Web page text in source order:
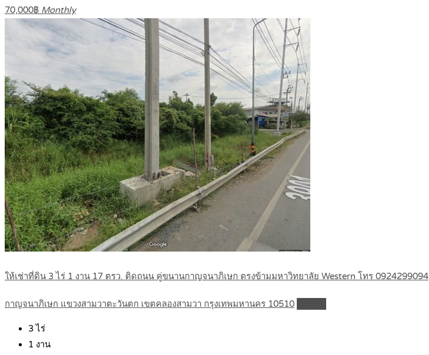
70,000฿ Monthly
ให้เช่าที่ดิน 3 ไร่ 1 งาน 17 ตรว. ติดถนน คู่ขนานกาญจนาภิเษก ตรงข้ามมหาวิทยาลัย Western โทร 0924299094
กาญจนาภิเษก แขวงสามวาตะวันตก เขตคลองสามวา กรุงเทพมหานคร 10510
3ไร่
1 งาน